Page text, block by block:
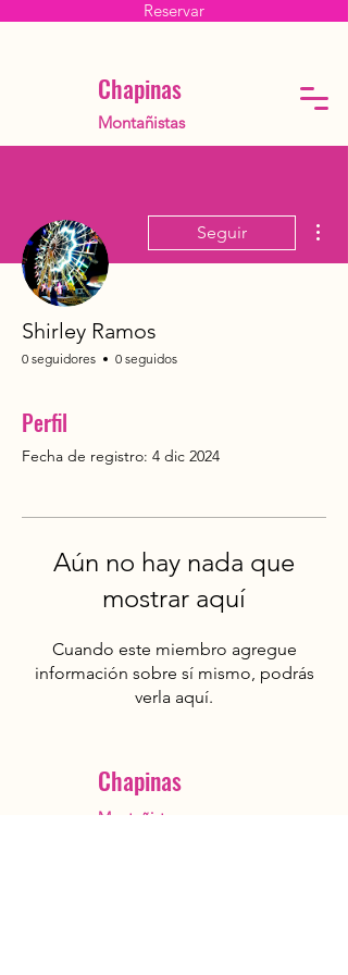
Reservar
Chapinas
Montañistas
Seguir
Shirley Ramos
0 seguidores 0 seguidos
Perfil
Fecha de registro: 4 dic 2024
Aún no hay nada que
mostrar aquí
Cuando este miembro agregue
información sobre sí mismo, podrás
verla aquí.
Chapinas
Montañistas